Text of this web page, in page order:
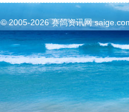
© 2005-2026赛鸽资讯网